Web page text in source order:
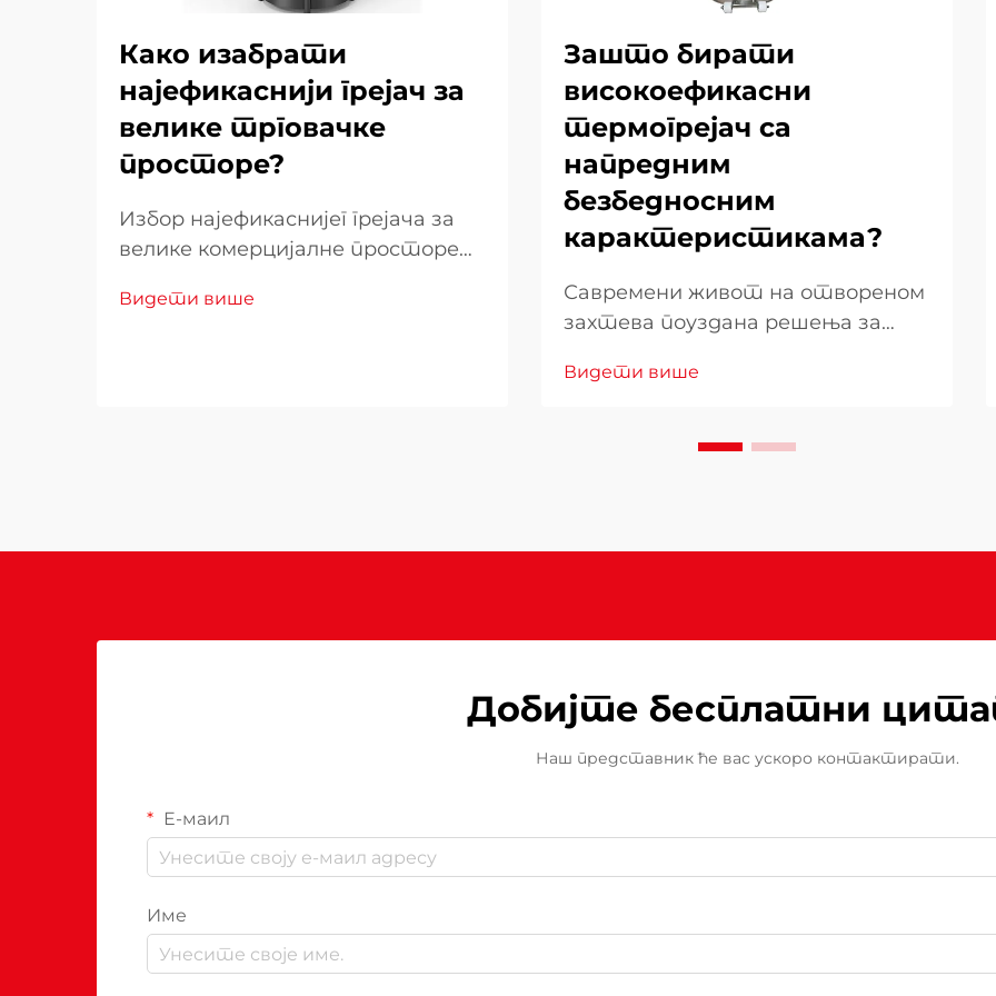
Како изабрати
најефикаснији грејач за
велике трговачке
просторе?
Избор најефикаснијег грејача за
велике комерцијалне просторе
више фактора који директно
Видети више
Зашто бирати
високоефикасни
термогрејач са
напредним
безбедносним
карактеристикама?
Савремени живот на отвореном
захтева поуздана решења за
ефикасност са бескомпромисним
Када изаберете грејач за
Видети више
Добијте бесплатни
Наш представник ће вас ускоро контактирати.
Е-маил
Име